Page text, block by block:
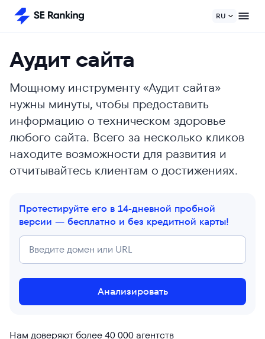
RU
Аудит сайта
Мощному инструменту «Аудит сайта»
нужны минуты, чтобы предоставить
информацию о техническом здоровье
любого сайта. Всего за несколько кликов
находите возможности для развития и
отчитывайтесь клиентам о достижениях.
Протестируйте его в 14-дневной пробной
версии — бесплатно и без кредитной карты!
Анализировать
Нам доверяют более 40 000 агентств